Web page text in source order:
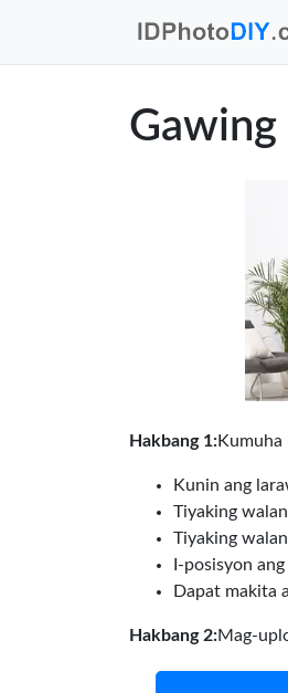
Hakbang 1:
Kunin ang
Tiyaking
Tiyaking
I-posisyon
Dapat makita
Hakbang 2:Mag-